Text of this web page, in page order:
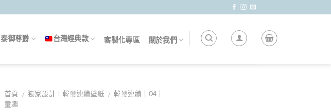
泰御尊爵 台灣經典款 客製化專區 關於我們
首頁 / 獨家設計｜韓璽連續壁紙 / 韓璽連續｜04｜
童趣